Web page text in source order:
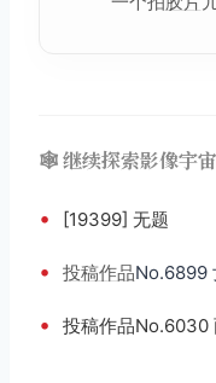
🕸️ 继续探索影像宇宙
• [19399] 无题
• 投稿作品No.6899
• 投稿作品No.6030